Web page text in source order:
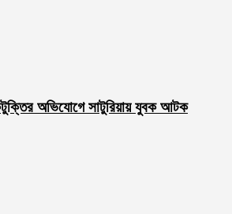
অভিযোগে সাটুরিয়ায় যুবক আটক